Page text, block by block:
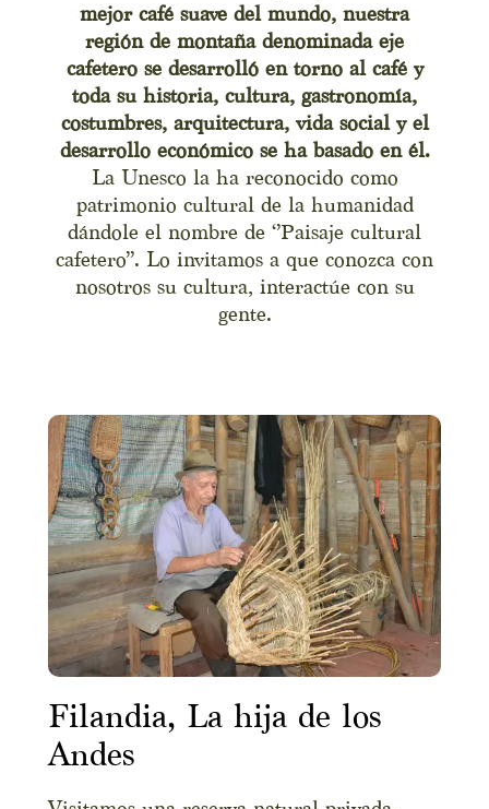
mejor café suave del mundo, nuestra
región de montaña denominada eje
cafetero se desarrolló en torno al café y
toda su historia, cultura, gastronomía,
costumbres, arquitectura, vida social y el
desarrollo económico se ha basado en él.
La Unesco la ha reconocido como
patrimonio cultural de la humanidad
dándole el nombre de ‘’Paisaje cultural
cafetero’’. Lo invitamos a que conozca con
nosotros su cultura, interactúe con su
gente.
Filandia, La hija de los
Andes